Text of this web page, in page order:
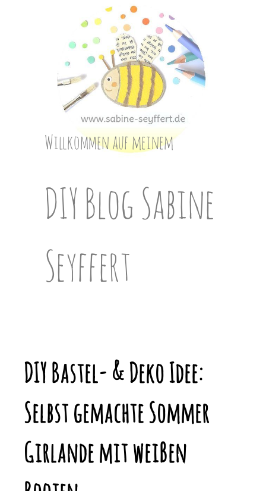
Willkommen auf meinem
DIY Blog Sabine
Seyffert
DIY Bastel- & Deko Idee:
Selbst gemachte Sommer
Girlande mit weißen